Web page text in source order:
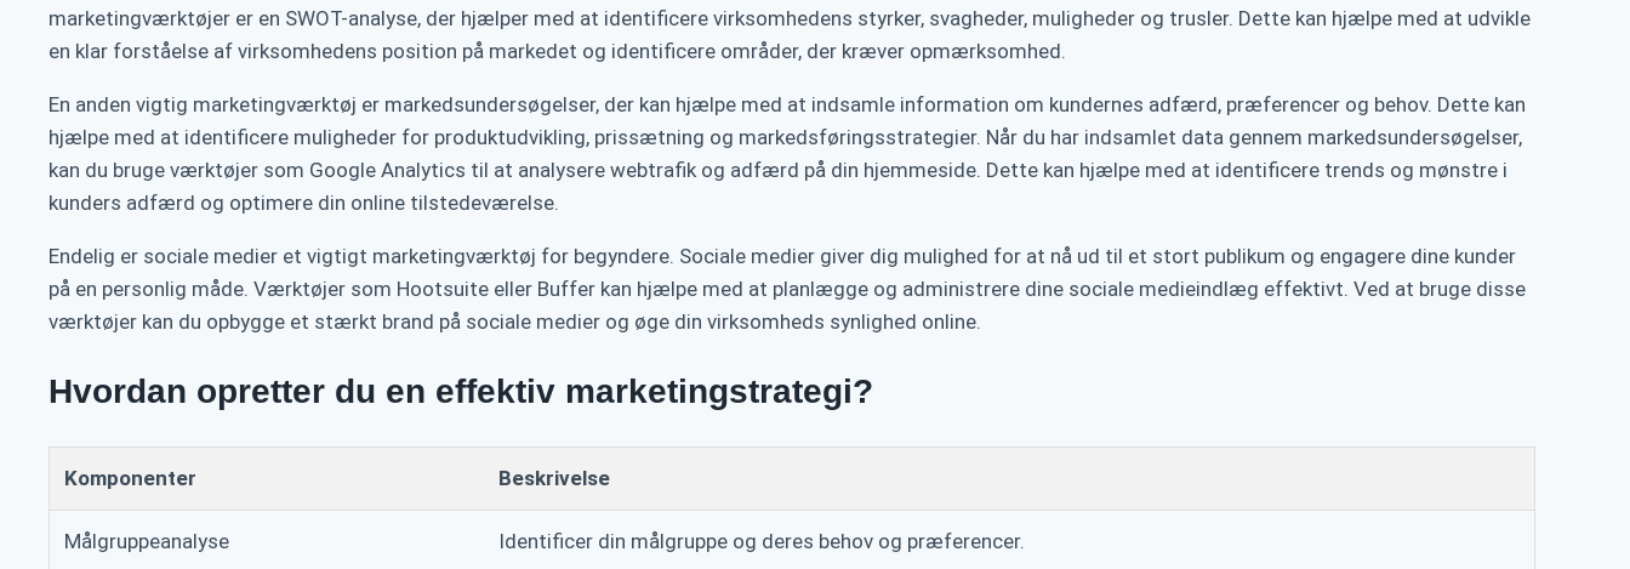
marketingværktøjer er en SWOT-analyse, der hjælper med at identificere virksomhedens styrker, svagheder, muligheder og trusler. Dette kan hjælpe med at udvikle
en klar forståelse af virksomhedens position på markedet og identificere områder, der kræver opmærksomhed.
En anden vigtig marketingværktøj er markedsundersøgelser, der kan hjælpe med at indsamle information om kundernes adfærd, præferencer og behov. Dette kan
hjælpe med at identificere muligheder for produktudvikling, prissætning og markedsføringsstrategier. Når du har indsamlet data gennem markedsundersøgelser,
kan du bruge værktøjer som Google Analytics til at analysere webtrafik og adfærd på din hjemmeside. Dette kan hjælpe med at identificere trends og mønstre i
kunders adfærd og optimere din online tilstedeværelse.
Endelig er sociale medier et vigtigt marketingværktøj for begyndere. Sociale medier giver dig mulighed for at nå ud til et stort publikum og engagere dine kunder
på en personlig måde. Værktøjer som Hootsuite eller Buffer kan hjælpe med at planlægge og administrere dine sociale medieindlæg effektivt. Ved at bruge disse
værktøjer kan du opbygge et stærkt brand på sociale medier og øge din virksomheds synlighed online.
Hvordan opretter du en effektiv marketingstrategi?
Komponenter Beskrivelse
Målgruppeanalyse Identificer din målgruppe og deres behov og præferencer.